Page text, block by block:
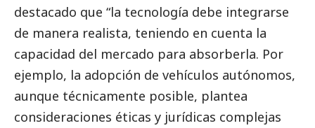
destacado que “la tecnología debe integrarse
de manera realista, teniendo en cuenta la
capacidad del mercado para absorberla. Por
ejemplo, la adopción de vehículos autónomos,
aunque técnicamente posible, plantea
consideraciones éticas y jurídicas complejas